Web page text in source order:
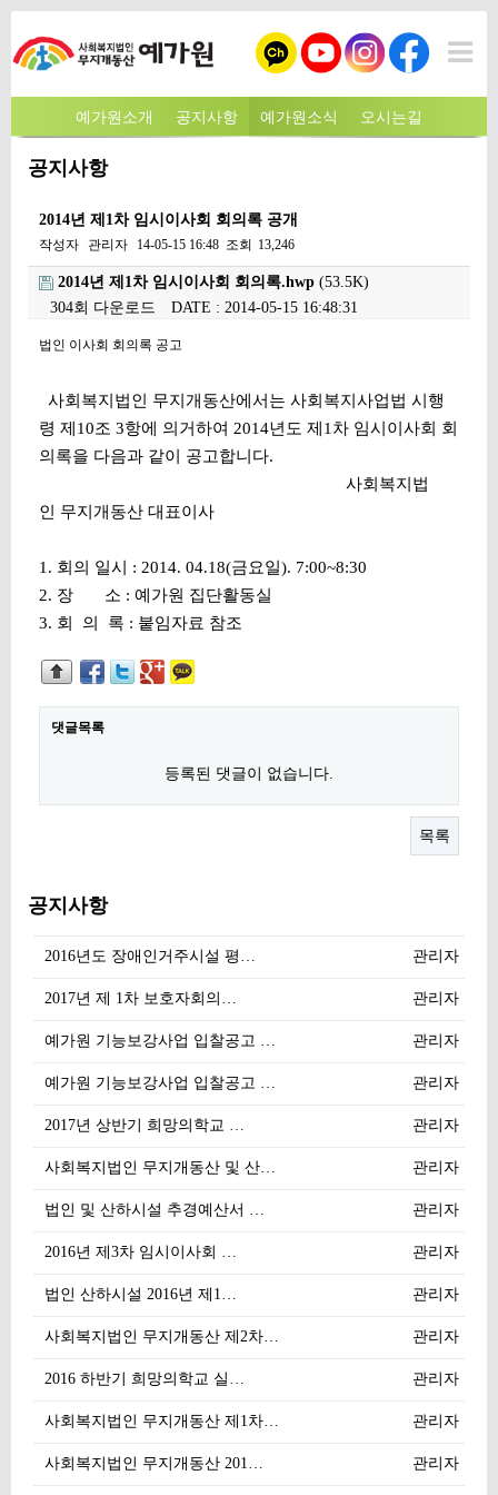
예가원소개 공지사항 예가원소식 오시는길
공지사항
2014년 제1차 임시이사회 회의록 공개
작성자 관리자 14-05-15 16:48 조회 13,246
2014년 제1차 임시이사회 회의록.hwp (53.5K)
304회 다운로드
DATE : 2014-05-15 16:48:31
본문
법인 이사회 회의록 공고
사회복지법인 무지개동산에서는 사회복지사업법 시행
령 제10조 3항에 의거하여 2014년도 제1차 임시이사회 회
의록을 다음과 같이 공고합니다.
사회복지법
인 무지개동산 대표이사
1. 회의 일시 : 2014. 04.18(금요일). 7:00~8:30
2. 장 소 : 예가원 집단활동실
3. 회 의 록 : 붙임자료 참조
댓글목록
등록된 댓글이 없습니다.
목록
공지사항
2016년도 장애인거주시설 평… 관리자
2017년 제 1차 보호자회의… 관리자
예가원 기능보강사업 입찰공고 … 관리자
예가원 기능보강사업 입찰공고 … 관리자
2017년 상반기 희망의학교 … 관리자
사회복지법인 무지개동산 및 산… 관리자
법인 및 산하시설 추경예산서 … 관리자
2016년 제3차 임시이사회 … 관리자
법인 산하시설 2016년 제1… 관리자
사회복지법인 무지개동산 제2차… 관리자
2016 하반기 희망의학교 실… 관리자
사회복지법인 무지개동산 제1차… 관리자
사회복지법인 무지개동산 201… 관리자